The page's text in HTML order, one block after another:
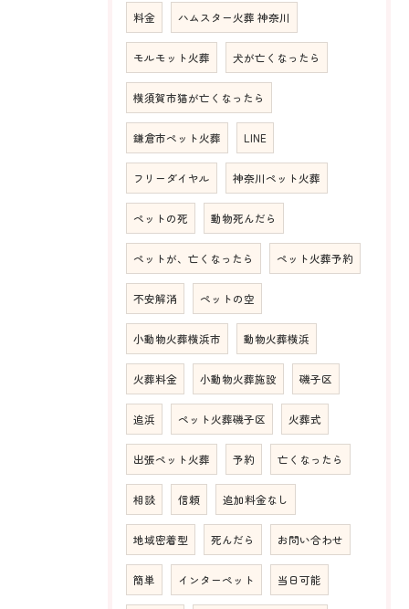
料金 ハムスター火葬 神奈川
モルモット火葬 犬が亡くなったら
横須賀市猫が亡くなったら
鎌倉市ペット火葬 LINE
フリーダイヤル 神奈川ペット火葬
ペットの死 動物死んだら
ペットが、亡くなったら ペット火葬予約
不安解消 ペットの空
小動物火葬横浜市 動物火葬横浜
火葬料金 小動物火葬施設 磯子区
追浜 ペット火葬磯子区 火葬式
出張ペット火葬 予約 亡くなったら
相談 信頼 追加料金なし
地域密着型 死んだら お問い合わせ
簡単 インターペット 当日可能